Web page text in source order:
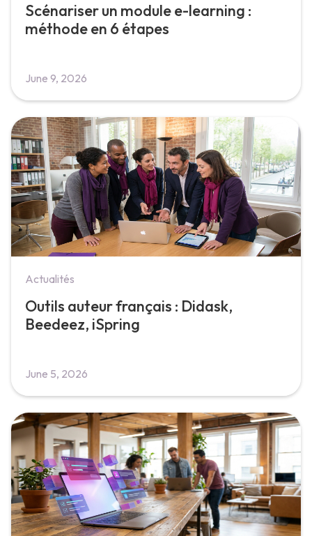
Scénariser un module e-learning :
méthode en 6 étapes
June 9, 2026
Actualités
Outils auteur français : Didask,
Beedeez, iSpring
June 5, 2026